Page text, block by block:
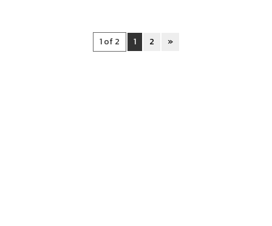
1 of 2 1 2 »